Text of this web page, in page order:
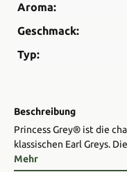
Aroma:
Geschmack:
Typ:
Beschreibung
Princess Grey® ist die
klassischen Earl Greys.
Mehr